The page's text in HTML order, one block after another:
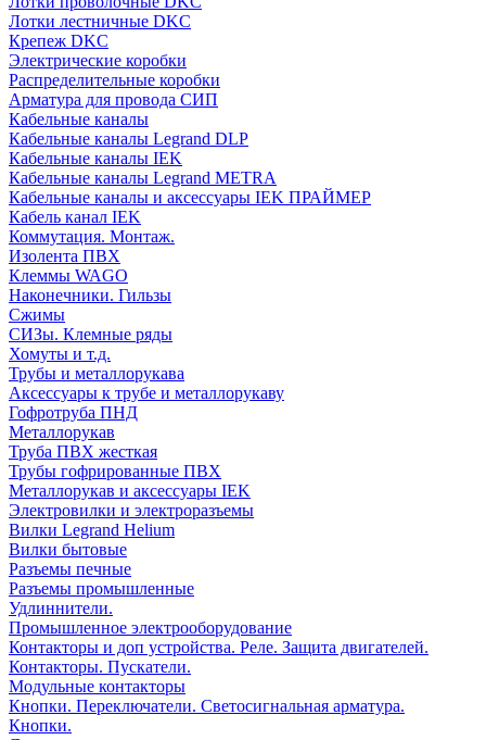
Лотки лестничные DKC
Крепеж DKC
Электрические коробки
Распределительные коробки
Арматура для провода СИП
Кабельные каналы
Кабельные каналы Legrand DLP
Кабельные каналы IEK
Кабельные каналы Legrand METRA
Кабельные каналы и аксессуары IEK ПРАЙМЕР
Кабель канал IEK
Коммутация. Монтаж.
Изолента ПВХ
Клеммы WAGO
Наконечники. Гильзы
Сжимы
СИЗы. Клемные ряды
Хомуты и т.д.
Трубы и металлорукава
Аксессуары к трубе и металлорукаву
Гофротруба ПНД
Металлорукав
Труба ПВХ жесткая
Трубы гофрированные ПВХ
Металлорукав и аксессуары IEK
Электровилки и электроразъемы
Вилки Legrand Helium
Вилки бытовые
Разъемы печные
Разъемы промышленные
Удлиннители.
Промышленное электрооборудование
Контакторы и доп устройства. Реле. Защита двигателей.
Контакторы. Пускатели.
Модульные контакторы
Кнопки. Переключатели. Светосигнальная арматура.
Кнопки.